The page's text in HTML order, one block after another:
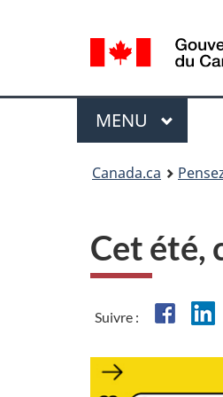
de
la
langue
Menu
MAIN
MENU
Canada.ca
Cet été,
Suivre :